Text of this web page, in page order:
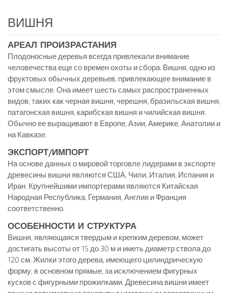
ВИШНЯ
АРЕАЛ ПРОИЗРАСТАНИЯ
Плодоносные деревья всегда привлекали внимание
человечества еще со времен охоты и сбора. Вишня, одно из
фруктовых обычных деревьев, привлекающее внимание в
этом смысле. Она имеет шесть самых распространенных
видов, таких как черная вишня, черешня, бразильская вишня,
патагонская вишня, карибская вишня и чилийская вишня.
Обычно ее выращивают в Европе, Азии, Америке, Анатолии и
на Кавказе.
ЭКСПОРТ/ИМПОРТ
На основе данных о мировой торговле лидерами в экспорте
древесины вишни являются США, Чили, Италия, Испания и
Иран. Крупнейшими импортерами являются Китайская
Народная Республика, Германия, Англия и Франция
соответственно.
ОСОБЕННОСТИ И СТРУКТУРА
Вишня, являющаяся твердым и крепким деревом, может
достигать высоты от 15 до 30 м и иметь диаметр ствола до
120 см. Жилки этого дерева, имеющего цилиндрическую
форму, в основном прямые, за исключением фигурных
кусков с фигурными прожилками. Древесина вишни имеет